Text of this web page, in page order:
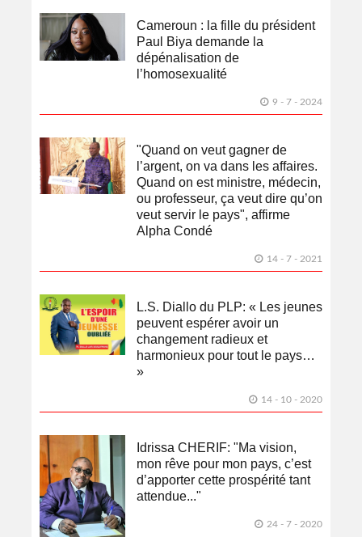
Cameroun : la fille du président
Paul Biya demande la
dépénalisation de
l’homosexualité
9 - 7 - 2024
"Quand on veut gagner de
l’argent, on va dans les affaires.
Quand on est ministre, médecin,
ou professeur, ça veut dire qu’on
veut servir le pays", affirme
Alpha Condé
14 - 7 - 2021
L.S. Diallo du PLP: « Les jeunes
peuvent espérer avoir un
changement radieux et
harmonieux pour tout le pays…
»
14 - 10 - 2020
Idrissa CHERIF: "Ma vision,
mon rêve pour mon pays, c’est
d’apporter cette prospérité tant
attendue..."
24 - 7 - 2020